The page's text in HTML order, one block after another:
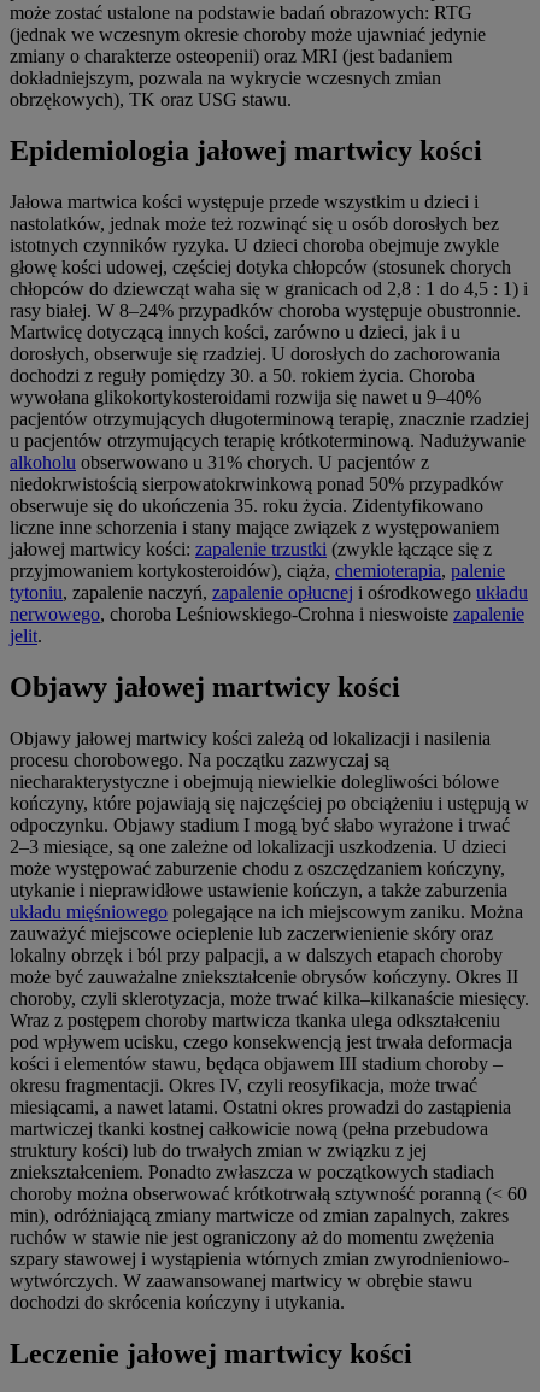
może zostać ustalone na podstawie badań obrazowych: RTG
(jednak we wczesnym okresie choroby może ujawniać jedynie
zmiany o charakterze osteopenii) oraz MRI (jest badaniem
dokładniejszym, pozwala na wykrycie wczesnych zmian
obrzękowych), TK oraz USG stawu.
Epidemiologia jałowej martwicy kości
Jałowa martwica kości występuje przede wszystkim u dzieci i
nastolatków, jednak może też rozwinąć się u osób dorosłych bez
istotnych czynników ryzyka. U dzieci choroba obejmuje zwykle
głowę kości udowej, częściej dotyka chłopców (stosunek chorych
chłopców do dziewcząt waha się w granicach od 2,8 : 1 do 4,5 : 1) i
rasy białej. W 8–24% przypadków choroba występuje obustronnie.
Martwicę dotyczącą innych kości, zarówno u dzieci, jak i u
dorosłych, obserwuje się rzadziej. U dorosłych do zachorowania
dochodzi z reguły pomiędzy 30. a 50. rokiem życia. Choroba
wywołana glikokortykosteroidami rozwija się nawet u 9–40%
pacjentów otrzymujących długoterminową terapię, znacznie rzadziej
u pacjentów otrzymujących terapię krótkoterminową. Nadużywanie
alkoholu obserwowano u 31% chorych. U pacjentów z
niedokrwistością sierpowatokrwinkową ponad 50% przypadków
obserwuje się do ukończenia 35. roku życia. Zidentyfikowano
liczne inne schorzenia i stany mające związek z występowaniem
jałowej martwicy kości: zapalenie trzustki (zwykle łączące się z
przyjmowaniem kortykosteroidów), ciąża, chemioterapia, palenie
tytoniu, zapalenie naczyń, zapalenie opłucnej i ośrodkowego układu
nerwowego, choroba Leśniowskiego-Crohna i nieswoiste zapalenie
jelit.
Objawy jałowej martwicy kości
Objawy jałowej martwicy kości zależą od lokalizacji i nasilenia
procesu chorobowego. Na początku zazwyczaj są
niecharakterystyczne i obejmują niewielkie dolegliwości bólowe
kończyny, które pojawiają się najczęściej po obciążeniu i ustępują w
odpoczynku. Objawy stadium I mogą być słabo wyrażone i trwać
2–3 miesiące, są one zależne od lokalizacji uszkodzenia. U dzieci
może występować zaburzenie chodu z oszczędzaniem kończyny,
utykanie i nieprawidłowe ustawienie kończyn, a także zaburzenia
układu mięśniowego polegające na ich miejscowym zaniku. Można
zauważyć miejscowe ocieplenie lub zaczerwienienie skóry oraz
lokalny obrzęk i ból przy palpacji, a w dalszych etapach choroby
może być zauważalne zniekształcenie obrysów kończyny. Okres II
choroby, czyli sklerotyzacja, może trwać kilka–kilkanaście miesięcy.
Wraz z postępem choroby martwicza tkanka ulega odkształceniu
pod wpływem ucisku, czego konsekwencją jest trwała deformacja
kości i elementów stawu, będąca objawem III stadium choroby –
okresu fragmentacji. Okres IV, czyli reosyfikacja, może trwać
miesiącami, a nawet latami. Ostatni okres prowadzi do zastąpienia
martwiczej tkanki kostnej całkowicie nową (pełna przebudowa
struktury kości) lub do trwałych zmian w związku z jej
zniekształceniem. Ponadto zwłaszcza w początkowych stadiach
choroby można obserwować krótkotrwałą sztywność poranną (< 60
min), odróżniającą zmiany martwicze od zmian zapalnych, zakres
ruchów w stawie nie jest ograniczony aż do momentu zwężenia
szpary stawowej i wystąpienia wtórnych zmian zwyrodnieniowo-
wytwórczych. W zaawansowanej martwicy w obrębie stawu
dochodzi do skrócenia kończyny i utykania.
Leczenie jałowej martwicy kości